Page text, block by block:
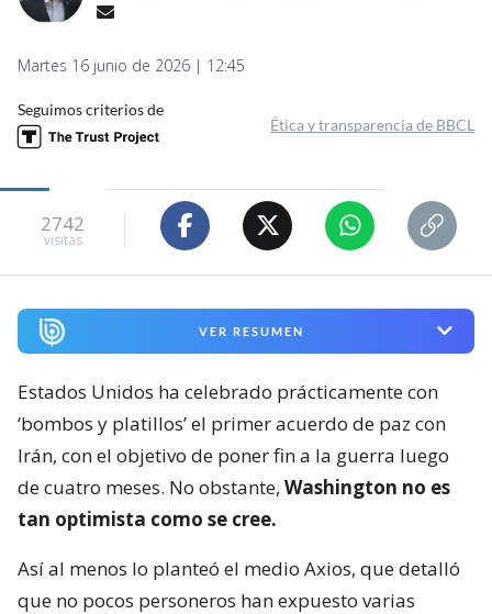
Martes 16 junio de 2026 | 12:45
Seguimos criterios de
Ética y transparencia de BBCL
2742
visitas
VER RESUMEN
Estados Unidos ha celebrado prácticamente con
‘bombos y platillos’ el primer acuerdo de paz con
Irán, con el objetivo de poner fin a la guerra luego
de cuatro meses. No obstante, Washington no es
tan optimista como se cree.
Así al menos lo planteó el medio Axios, que detalló
que no pocos personeros han expuesto varias